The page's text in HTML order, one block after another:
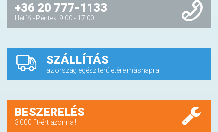
+36 20 777-1133
Hétfő - Péntek: 9:00 - 17:00
SZÁLLÍTÁS
az ország egész területére másnapra!
BESZERELÉS
3.000 Ft-ért azonnal!